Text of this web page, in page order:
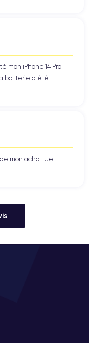
mon iPhone 14 Pro
batterie a été
mon achat. Je